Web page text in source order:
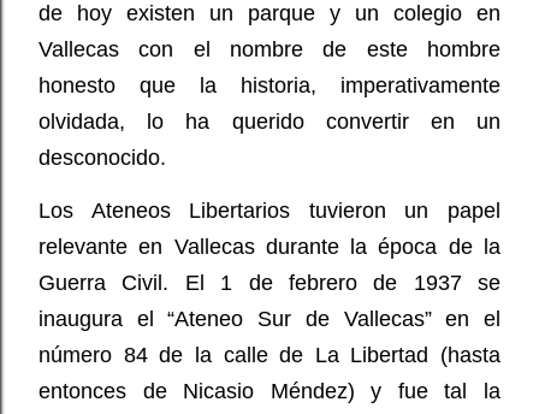
de hoy existen un parque y un colegio en
Vallecas con el nombre de este hombre
honesto que la historia, imperativamente
olvidada, lo ha querido convertir en un
desconocido.
Los Ateneos Libertarios tuvieron un papel
relevante en Vallecas durante la época de la
Guerra Civil. El 1 de febrero de 1937 se
inaugura el “Ateneo Sur de Vallecas” en el
número 84 de la calle de La Libertad (hasta
entonces de Nicasio Méndez) y fue tal la